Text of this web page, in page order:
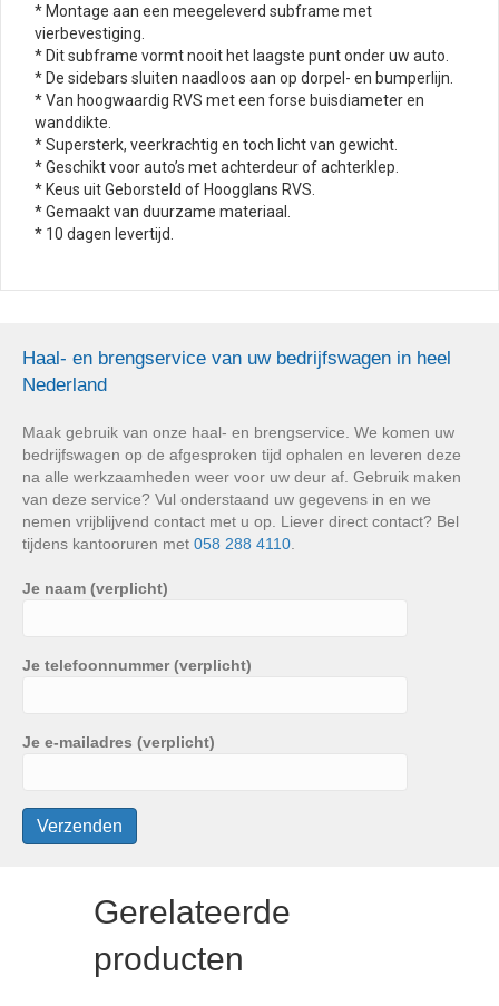
* Montage aan een meegeleverd subframe met
vierbevestiging.
* Dit subframe vormt nooit het laagste punt onder uw auto.
* De sidebars sluiten naadloos aan op dorpel- en bumperlijn.
* Van hoogwaardig RVS met een forse buisdiameter en
wanddikte.
* Supersterk, veerkrachtig en toch licht van gewicht.
* Geschikt voor auto’s met achterdeur of achterklep.
* Keus uit Geborsteld of Hoogglans RVS.
* Gemaakt van duurzame materiaal.
* 10 dagen levertijd.
Haal- en brengservice van uw bedrijfswagen in heel
Nederland
Maak gebruik van onze haal- en brengservice. We komen uw
bedrijfswagen op de afgesproken tijd ophalen en leveren deze
na alle werkzaamheden weer voor uw deur af. Gebruik maken
van deze service? Vul onderstaand uw gegevens in en we
nemen vrijblijvend contact met u op. Liever direct contact? Bel
tijdens kantooruren met 058 288 4110
Je naam (verplicht)
Je telefoonnummer (verplicht)
Je e-mailadres (verplicht)
Gerelateerde
producten